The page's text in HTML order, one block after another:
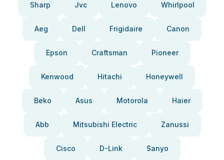
Sharp Jvc Lenovo Whirlpool
Aeg Dell Frigidaire Canon
Epson Craftsman Pioneer
Kenwood Hitachi Honeywell
Beko Asus Motorola Haier
Abb Mitsubishi Electric Zanussi
Cisco D-Link Sanyo